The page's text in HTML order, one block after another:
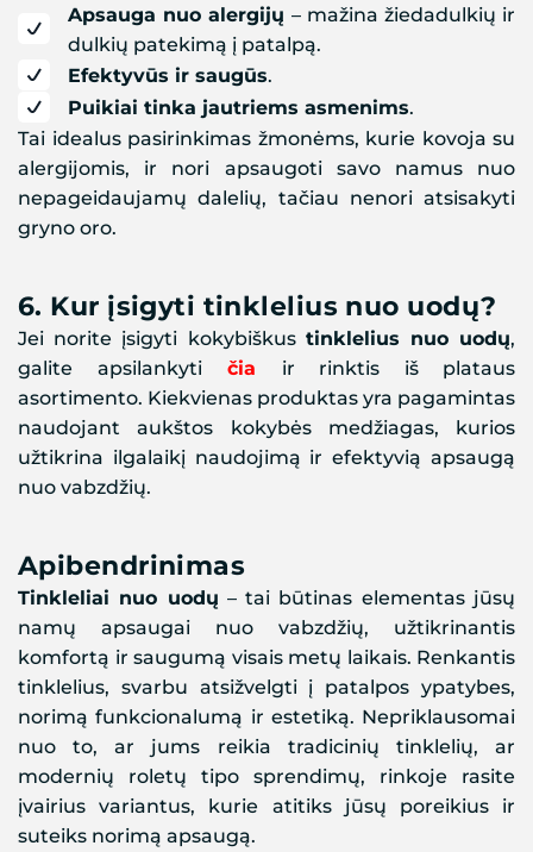
Apsauga nuo alergijų – mažina žiedadulkių ir
dulkių patekimą į patalpą.
Efektyvūs ir saugūs.
Puikiai tinka jautriems asmenims.
Tai idealus pasirinkimas žmonėms, kurie kovoja su
alergijomis, ir nori apsaugoti savo namus nuo
nepageidaujamų dalelių, tačiau nenori atsisakyti
gryno oro.
6. Kur įsigyti tinklelius nuo uodų?
Jei norite įsigyti kokybiškus tinklelius nuo uodų,
galite apsilankyti
čia
ir rinktis iš plataus
asortimento. Kiekvienas produktas yra pagamintas
naudojant aukštos kokybės medžiagas, kurios
užtikrina ilgalaikį naudojimą ir efektyvią apsaugą
nuo vabzdžių.
Apibendrinimas
Tinkleliai nuo uodų – tai būtinas elementas jūsų
namų apsaugai nuo vabzdžių, užtikrinantis
komfortą ir saugumą visais metų laikais. Renkantis
tinklelius, svarbu atsižvelgti į patalpos ypatybes,
norimą funkcionalumą ir estetiką. Nepriklausomai
nuo to, ar jums reikia tradicinių tinklelių, ar
modernių roletų tipo sprendimų, rinkoje rasite
įvairius variantus, kurie atitiks jūsų poreikius ir
suteiks norimą apsaugą.